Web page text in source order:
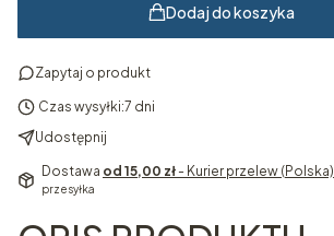
Dodaj do koszyka
Zapytaj o produkt
Czas wysyłki:7 dni
Udostępnij
Dostawa od 15,00 zł - Kurier przelew (Polska)
przesyłka